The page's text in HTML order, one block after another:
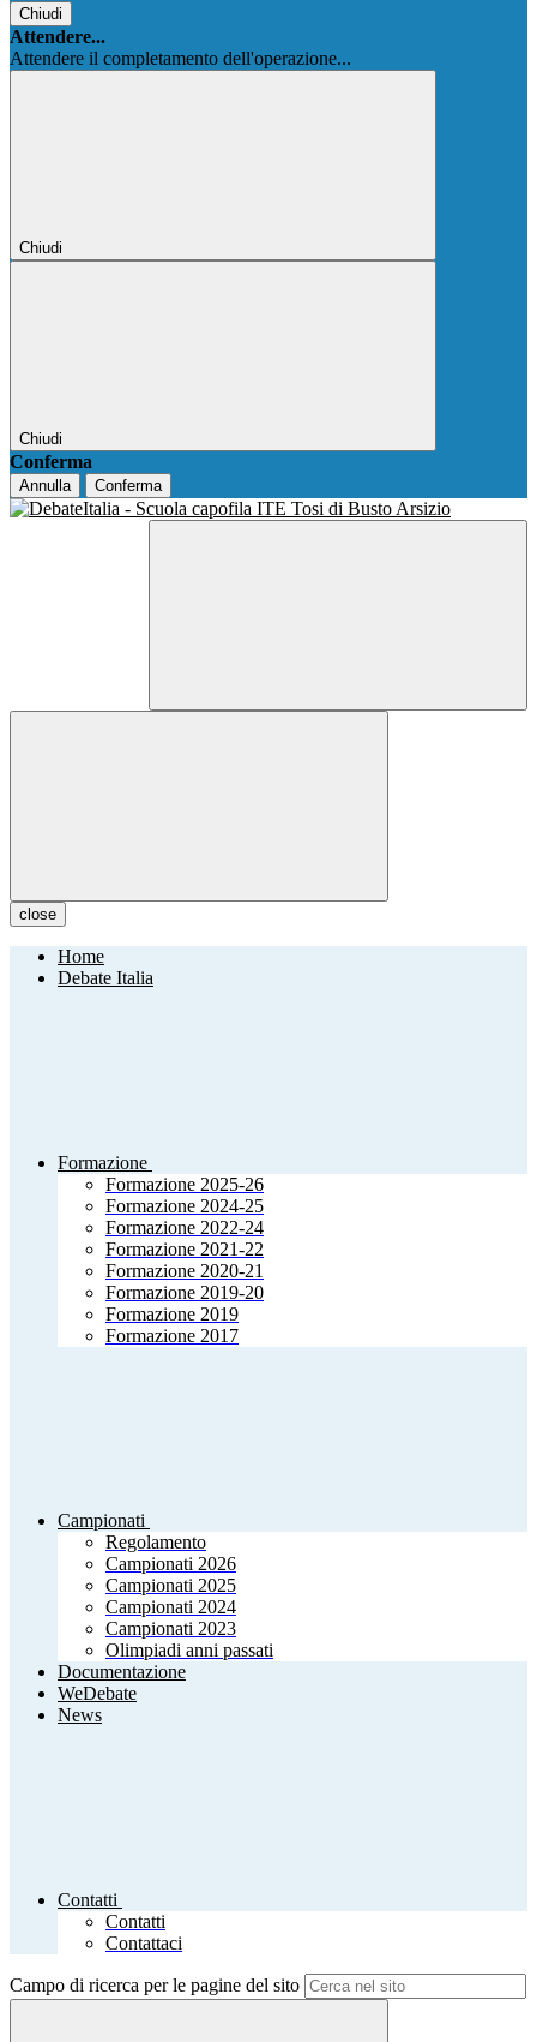
Chiudi
Attendere...
Attendere il completamento dell'operazione...
Chiudi
Chiudi
Conferma
Annulla Conferma
close
Home
Debate Italia
Formazione
Formazione 2025-26
Formazione 2024-25
Formazione 2022-24
Formazione 2021-22
Formazione 2020-21
Formazione 2019-20
Formazione 2019
Formazione 2017
Campionati
Regolamento
Campionati 2026
Campionati 2025
Campionati 2024
Campionati 2023
Olimpiadi anni passati
Documentazione
WeDebate
News
Contatti
Contatti
Contattaci
Campo di ricerca per le pagine del sito